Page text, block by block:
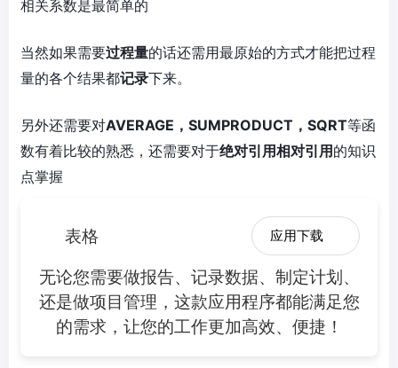
相关系数是最简单的
当然如果需要过程量的话还需用最原始的方式才能把过程
量的各个结果都记录下来。
另外还需要对AVERAGE，SUMPRODUCT，SQRT等函
数有着比较的熟悉，还需要对于绝对引用相对引用 的知识
点掌握
表格 应用下载
无论您需要做报告、记录数据、制定计划、
还是做项目管理，这款应用程序都能满足您
的需求，让您的工作更加高效、便捷！